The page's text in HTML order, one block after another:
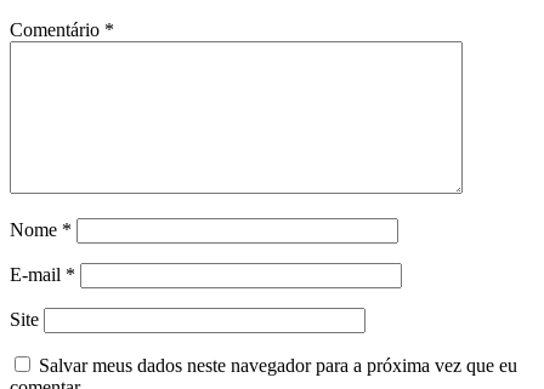
Comentário *
Nome *
E-mail *
Site
Salvar meus dados neste navegador para a próxima vez que eu